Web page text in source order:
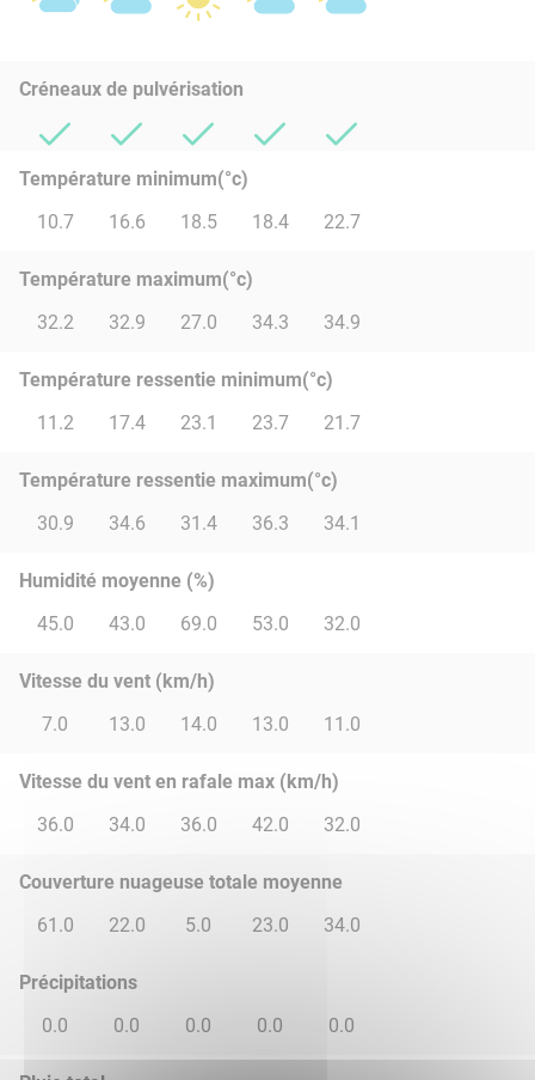
Créneaux de pulvérisation
Température minimum(°c)
10.7
16.6 18.5 18.4 22.7
Température maximum(°c)
32.2
32.9 27.0 34.3 34.9
Température ressentie minimum(°c)
11.2
17.4 23.1 23.7 21.7
Température ressentie maximum(°c)
30.9
34.6 31.4 36.3 34.1
Humidité moyenne (%)
45.0
43.0 69.0 53.0 32.0
Vitesse du vent (km/h)
7.0
13.0 14.0 13.0 11.0
Vitesse du vent en rafale max (km/h)
36.0
34.0 36.0 42.0 32.0
Couverture nuageuse totale moyenne
61.0
22.0 5.0 23.0 34.0
Précipitations
0.0
0.0 0.0 0.0 0.0